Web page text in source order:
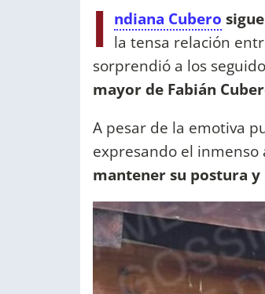
I ndiana Cubero
la tensa relación
sorprendió a los
mayor de Fabián
A pesar de la emotiva
expresando el
mantener su postura